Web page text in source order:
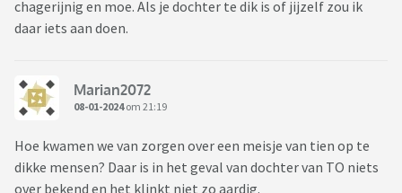
chagerijnig en moe. Als je dochter te dik is of jijzelf zou ik
daar iets aan doen.
Marian2072
08-01-2024om 21:19
Hoe kwamen we van zorgen over een meisje van tien op te
dikke mensen? Daar is in het geval van dochter van TO niets
over bekend en het klinkt niet zo aardig.